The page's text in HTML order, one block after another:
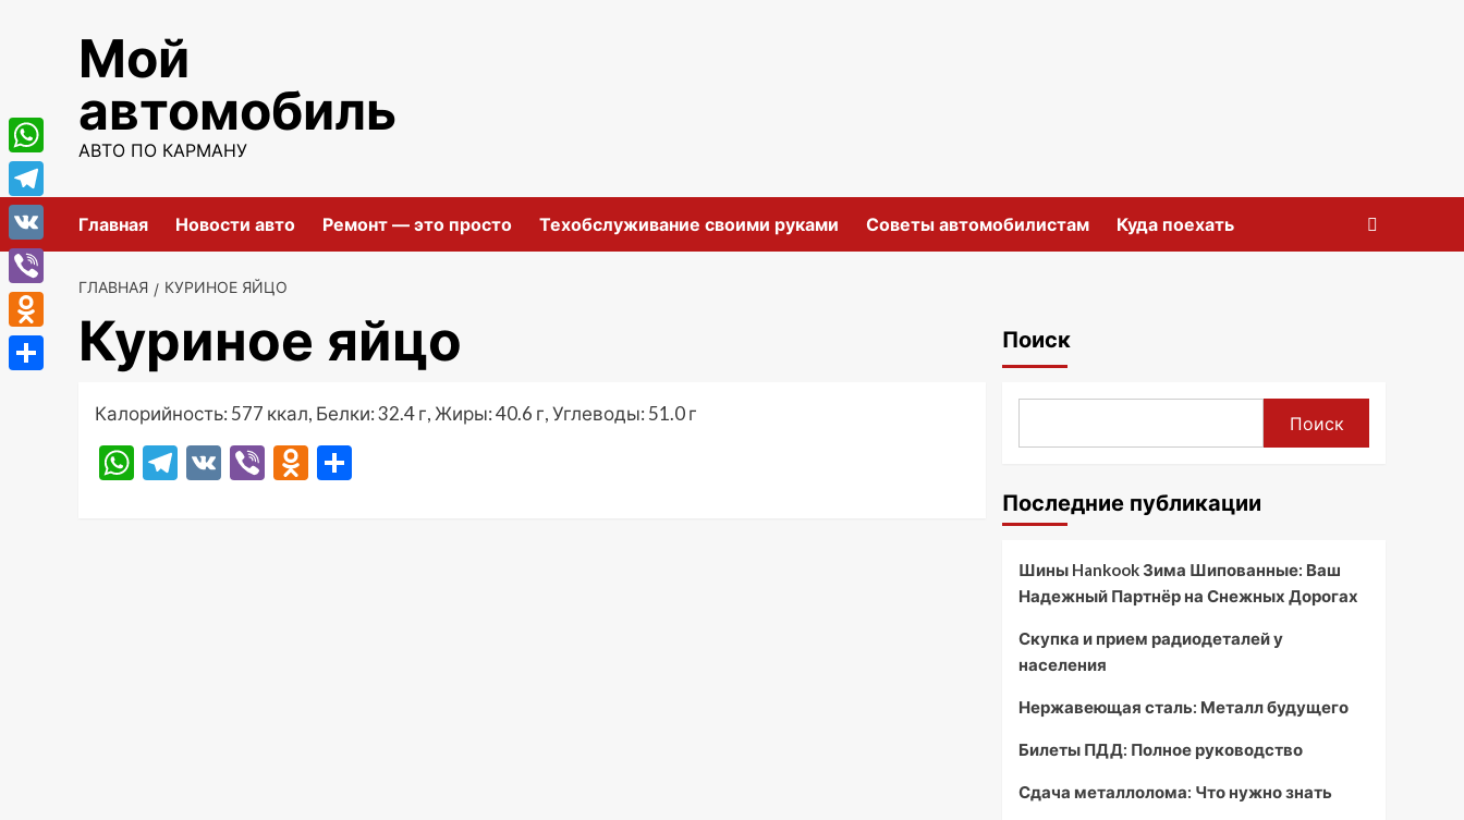
содержимомуМой
автомобиль
АВТО ПО КАРМАНУ
Главная Новости авто Ремонт — это просто Техобслуживание своими руками Советы автомобилистам Куда поехать
ГЛАВНАЯ КУРИНОЕ ЯЙЦО
Куриное яйцо
Калорийность: 577 ккал, Белки: 32.4 г, Жиры: 40.6 г, Углеводы: 51.0 г
WhatsApp
Telegram
VK ViberOdnoklassniki
Поиск
Поиск
Последние публикации
Шины Hankook Зима Шипованные: Ваш
Надежный Партнёр на Снежных Дорогах
Скупка и прием радиодеталей у
населения
Нержавеющая сталь: Металл будущего
Билеты ПДД: Полное руководство
Сдача металлолома: Что нужно знать
WhatsApp
Telegram
VK
Viber
Odnoklassniki